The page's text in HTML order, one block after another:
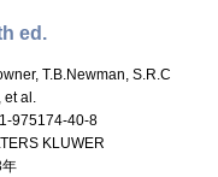
ed.
T.B.Newman, S.R.C
et al.
1-975174-40-8
KLUWER
年